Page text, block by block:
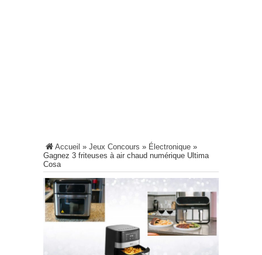
Accueil » Jeux Concours » Électronique »
Gagnez 3 friteuses à air chaud numérique Ultima
Cosa